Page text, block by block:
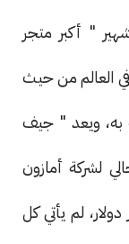
" أكبر متجر
في العالم من حيث
به، ويعد " جيف
لشركة أمازون
بثروة تقدر ب 188 مليار دولار، لم يأتي كل